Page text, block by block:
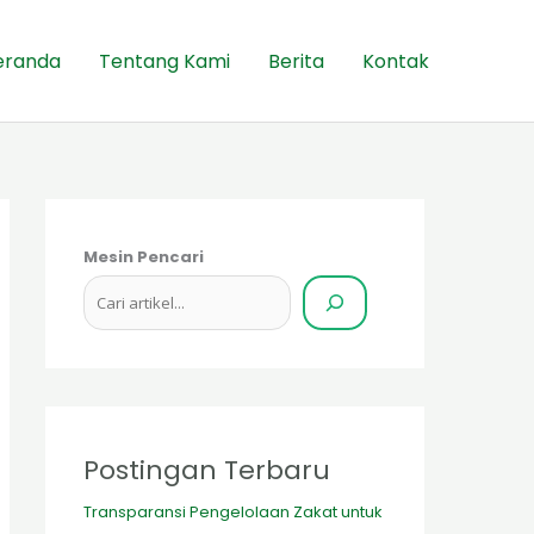
Tentang Kami Berita Kontak
Mesin Pencari
Postingan Terbaru
Transparansi Pengelolaan Zakat untuk